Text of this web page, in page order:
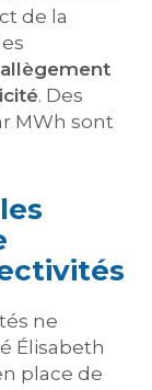
de la
allègement
. Des
MWh sont
ne
Élisabeth
place de